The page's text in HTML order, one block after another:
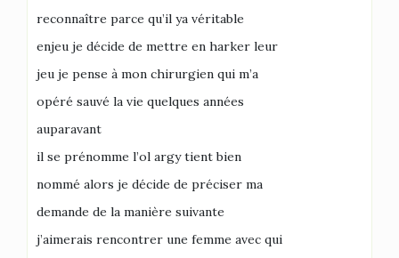
reconnaître parce qu’il ya véritable
enjeu je décide de mettre en harker leur
jeu je pense à mon chirurgien qui m’a
opéré sauvé la vie quelques années
auparavant
il se prénomme l’ol argy tient bien
nommé alors je décide de préciser ma
demande de la manière suivante
j’aimerais rencontrer une femme avec qui